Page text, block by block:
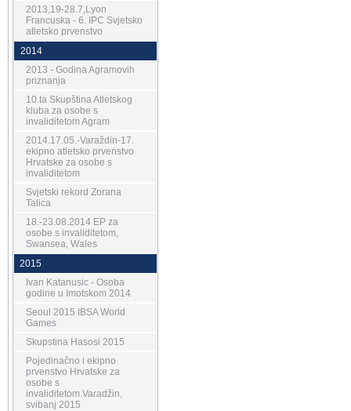
2013,19-28.7,Lyon
Francuska - 6. IPC Svjetsko
atletsko prvenstvo
2014
2013 - Godina Agramovih
priznanja
10.ta Skupština Atletskog
kluba za osobe s
invaliditetom Agram
2014.17.05.-Varaždin-17.
ekipno atletsko prvenstvo
Hrvatske za osobe s
invaliditetom
Svjetski rekord Zorana
Talica
18.-23.08.2014 EP za
osobe s invaliditetom,
Swansea, Wales
2015
Ivan Katanusic - Osoba
godine u Imotskom 2014
Seoul 2015 IBSA World
Games
Skupstina Hasosi 2015
Pojedinačno i ekipno
prvenstvo Hrvatske za
osobe s
invaliditetom.Varadžin,
svibanj 2015